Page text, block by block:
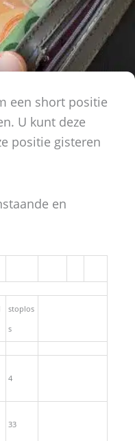
een short positie
U kunt deze
positie gisteren
en
stoplos
s
4
33